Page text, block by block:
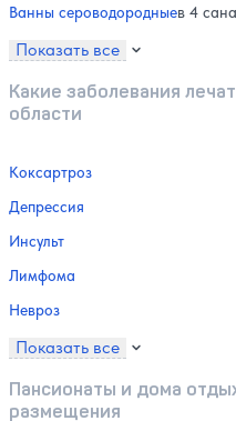
Ванны сероводородныев 4
Показать все
Какие заболевания
области
Коксартроз
Депрессия
Инсульт
Лимфома
Невроз
Показать все
Пансионаты и дома
размещения